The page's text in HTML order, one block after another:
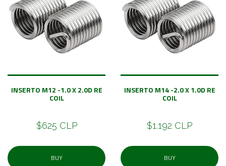
INSERTO M12 -1.0 X 2.0D RE
COIL
$625 CLP
BUY
INSERTO M14 -2.0 X 1.0D RE
COIL
$1.192 CLP
BUY